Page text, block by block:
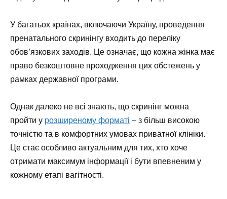
У багатьох країнах, включаючи Україну, проведення
пренатального скринінгу входить до переліку
обов’язкових заходів. Це означає, що кожна жінка має
право безкоштовне проходження цих обстежень у
рамках державної програми.
Однак далеко не всі знають, що скринінг можна
пройти у розширеному форматі – з більш високою
точністю та в комфортних умовах приватної клініки.
Це стає особливо актуальним для тих, хто хоче
отримати максимум інформації і бути впевненим у
кожному етапі вагітності.